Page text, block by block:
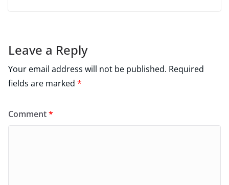
Leave a Reply
Your email address will not be published. Required
fields are marked *
Comment*